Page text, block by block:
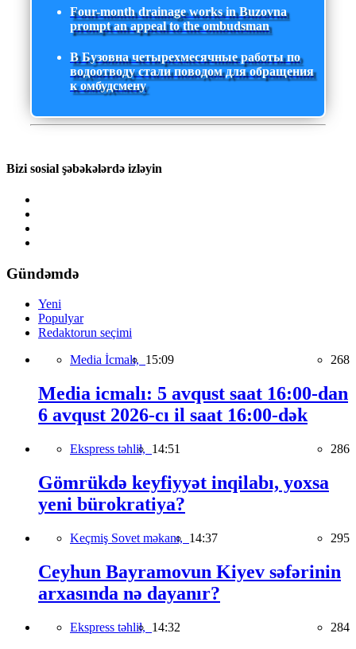
Four-month drainage works in Buzovna
prompt an appeal to the ombudsman
В Бузовна четырехмесячные работы по
водоотводу стали поводом для обращения
к омбудсмену
Bizi sosial şəbəkələrdə izləyin
Gündəmdə
Yeni
Populyar
Redaktorun seçimi
Media İcmalı, 15:09 268
Media icmalı: 5 avqust saat 16:00-dan
6 avqust 2026-cı il saat 16:00-dək
Ekspress təhlil, 14:51 286
Gömrükdə keyfiyyət inqilabı, yoxsa
yeni bürokratiya?
Keçmiş Sovet məkanı, 14:37 295
Ceyhun Bayramovun Kiyev səfərinin
arxasında nə dayanır?
Ekspress təhlil, 14:32 284